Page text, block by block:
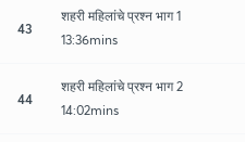
43
शहरी महिलांचे प्रश्न भाग 1
13:36mins
44
शहरी महिलांचे प्रश्न भाग 2
14:02mins